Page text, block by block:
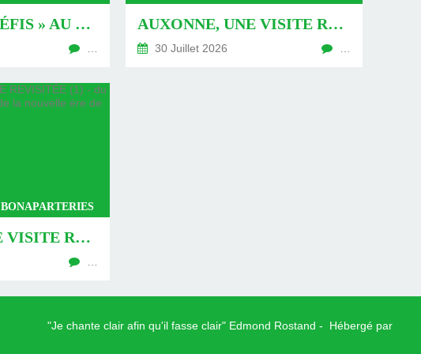
AUXONNE : « DÉFIS » AU PIED DU MUR - DU 04 AOÛT 2026 (JOUR 771 DE LA NOUVELLE ÈRE DE CHANTECLER)
…
AUXONNE, UNE VISITE REVISITÉE (2) - DU 30 JUILLET 2026 (JOUR 764 DE LA NOUVELLE ÈRE DE CHANTECLER)
30 Juillet 2026 …
BONAPARTERIES
AUXONNE, UNE VISITE REVISITÉE (1) - DU 26 JUILLET 2026 (JOUR 762 DE LA NOUVELLE ÈRE DE CHANTECLER)
…
"Je chante clair afin qu'il fasse clair" Edmond Rostand - Hébergé par